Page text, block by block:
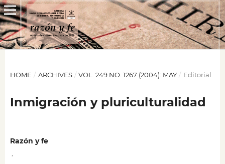
HOME / ARCHIVES / VOL. 249 NO. 1267 (2004): MAY / Editorial
Inmigración y pluriculturalidad
Razón y fe